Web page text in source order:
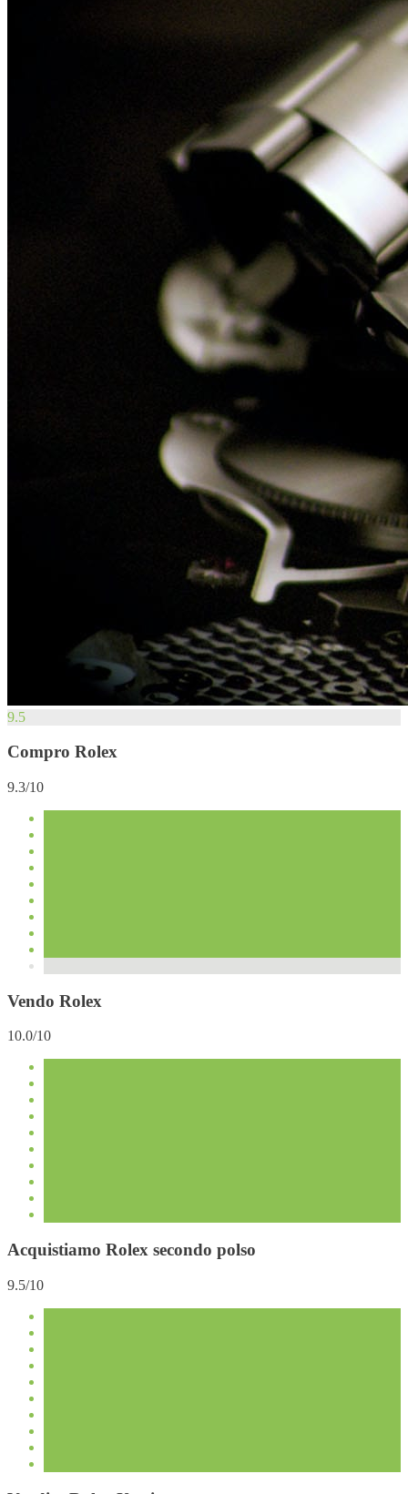
9.5
Compro Rolex
9.3/10
Vendo Rolex
10.0/10
Acquistiamo Rolex secondo polso
9.5/10